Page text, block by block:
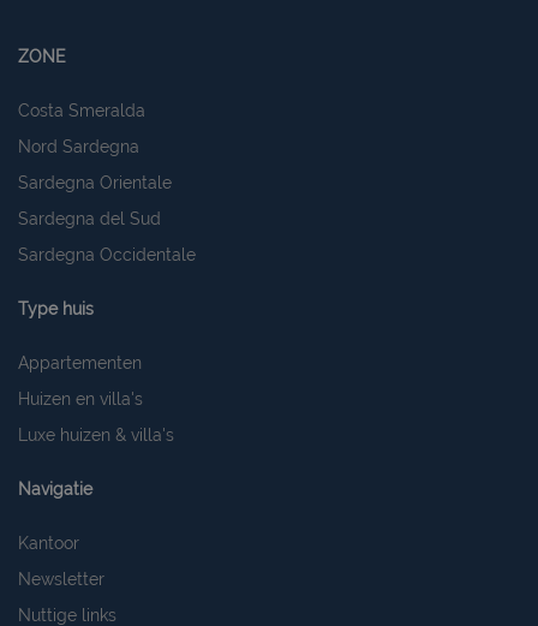
ZONE
Costa Smeralda
Nord Sardegna
Sardegna Orientale
Sardegna del Sud
Sardegna Occidentale
Type huis
Appartementen
Huizen en villa's
Luxe huizen & villa's
Navigatie
Kantoor
Newsletter
Nuttige links